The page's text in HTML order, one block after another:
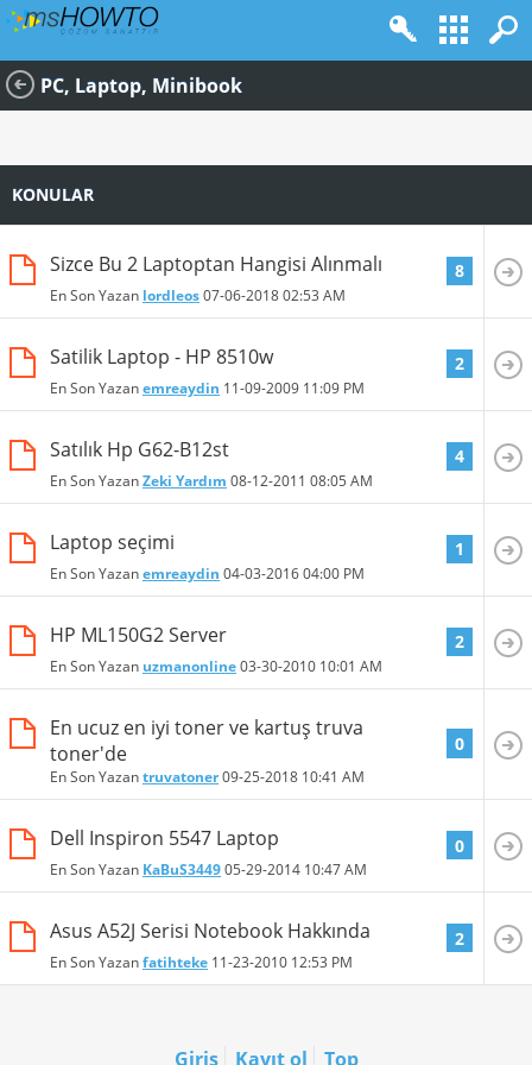
PC, Laptop, Minibook
KONULAR
Sizce Bu 2 Laptoptan Hangisi Alınmalı
En Son Yazan lordleos07-06-201802:53 AM
8
Satilik Laptop - HP 8510w
En Son Yazanemreaydin 11-09-2009 11:09 PM
2
Satılık Hp G62-B12st
En Son YazanZeki Yardım 08-12-2011 08:05 AM
4
Laptop seçimi
En Son Yazanemreaydin 04-03-201604:00 PM
1
HP ML150G2 Server
En Son Yazan uzmanonline03-30-2010 10:01 AM
2
En ucuz en iyi toner ve kartuş truva
toner'de
En Son Yazantruvatoner09-25-2018 10:41 AM
0
Dell Inspiron 5547 Laptop
En Son Yazan KaBuS344905-29-2014 10:47 AM
0
Asus A52J Serisi Notebook Hakkında
En Son Yazanfatihteke 11-23-2010 12:53 PM
2
Giriş Kayıt ol Top